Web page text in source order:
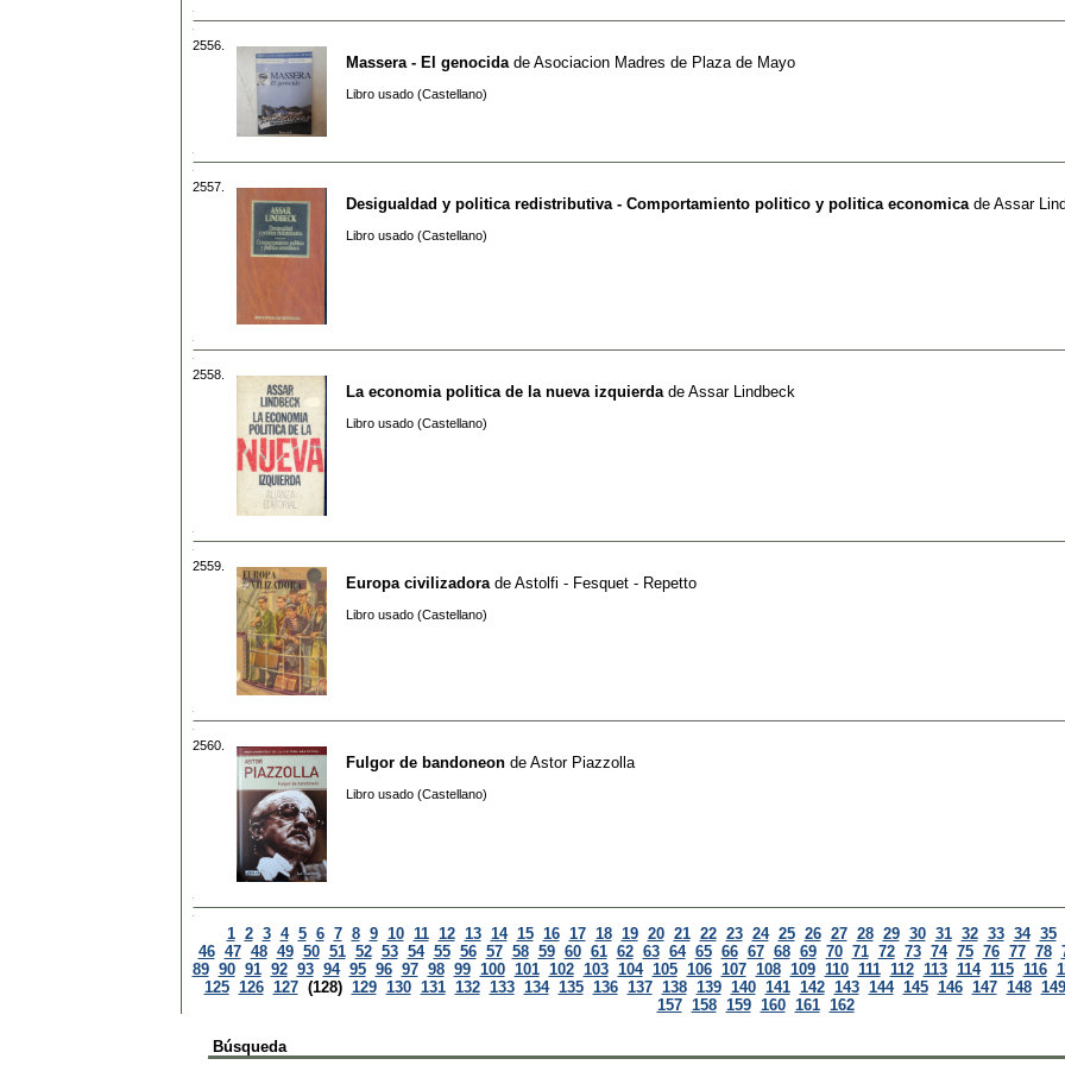
2556.
Massera - El genocida de Asociacion Madres de Plaza de Mayo
Libro usado (Castellano)
2557.
Desigualdad y politica redistributiva - Comportamiento politico y politica economica de Assar
Libro usado (Castellano)
2558.
La economia politica de la nueva izquierda de Assar Lindbeck
Libro usado (Castellano)
2559.
Europa civilizadora de Astolfi - Fesquet - Repetto
Libro usado (Castellano)
2560.
Fulgor de bandoneon de Astor Piazzolla
Libro usado (Castellano)
1 2 3 4 5 6 7 8 9 10 11 12 13 14 15 16 17 18 19 20 21 22 23 24 25 26 27 28 29 30 31 32 33 34 35
46 47 48 49 50 51 52 53 54 55 56 57 58 59 60 61 62 63 64 65 66 67 68 69 70 71 72 73 74 75 76 77 78
89 90 91 92 93 94 95 96 97 98 99 100 101 102 103 104 105 106 107 108 109 110 111 112 113 114 115 116
125 126 127 (128) 129 130 131 132 133 134 135 136 137 138 139 140 141 142 143 144 145 146 147 148 149
157 158 159 160 161 162
Búsqueda